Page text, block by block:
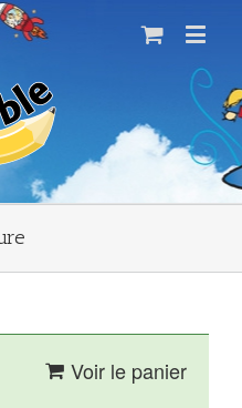
Voir le panier